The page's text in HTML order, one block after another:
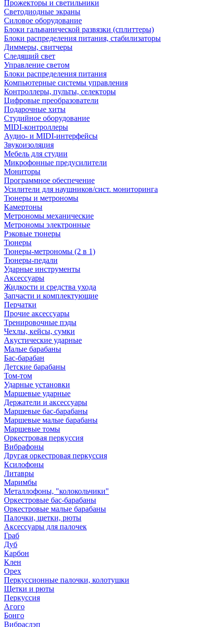
Прожекторы и светильники
Светодиодные экраны
Силовое оборудование
Блоки гальванической развязки (сплиттеры)
Блоки распределения питания, стабилизаторы
Диммеры, свитчеры
Следящий свет
Управление светом
Блоки распределения питания
Компьютерные системы управления
Контроллеры, пульты, селекторы
Цифровые преобразователи
Подарочные хиты
Студийное оборудование
MIDI-контроллеры
Аудио- и MIDI-интерфейсы
Звукоизоляция
Мебель для студии
Микрофонные предусилители
Мониторы
Программное обеспечение
Усилители для наушников/сист. мониторинга
Тюнеры и метрономы
Камертоны
Метрономы механические
Метрономы электронные
Рэковые тюнеры
Тюнеры
Тюнеры-метрономы (2 в 1)
Тюнеры-педали
Ударные инструменты
Аксессуары
Жидкости и средства ухода
Запчасти и комплектующие
Перчатки
Прочие аксессуары
Тренировочные пэды
Чехлы, кейсы, сумки
Акустические ударные
Mалые барабаны
Бас-барабан
Детские барабаны
Том-том
Ударные установки
Маршевые ударные
Держатели и аксессуары
Маршевые бас-барабаны
Маршевые малые барабаны
Маршевые томы
Оркестровая перкуссия
Вибрафоны
Другая оркестровая перкуссия
Ксилофоны
Литавры
Маримбы
Металлофоны, "колокольчики"
Оркестровые бас-барабаны
Оркестровые малые барабаны
Палочки, щетки, рюты
Аксессуары для палочек
Граб
Дуб
Карбон
Клен
Орех
Перкуссионные палочки, колотушки
Щетки и рюты
Перкуссия
Агого
Бонго
Вибраслэп